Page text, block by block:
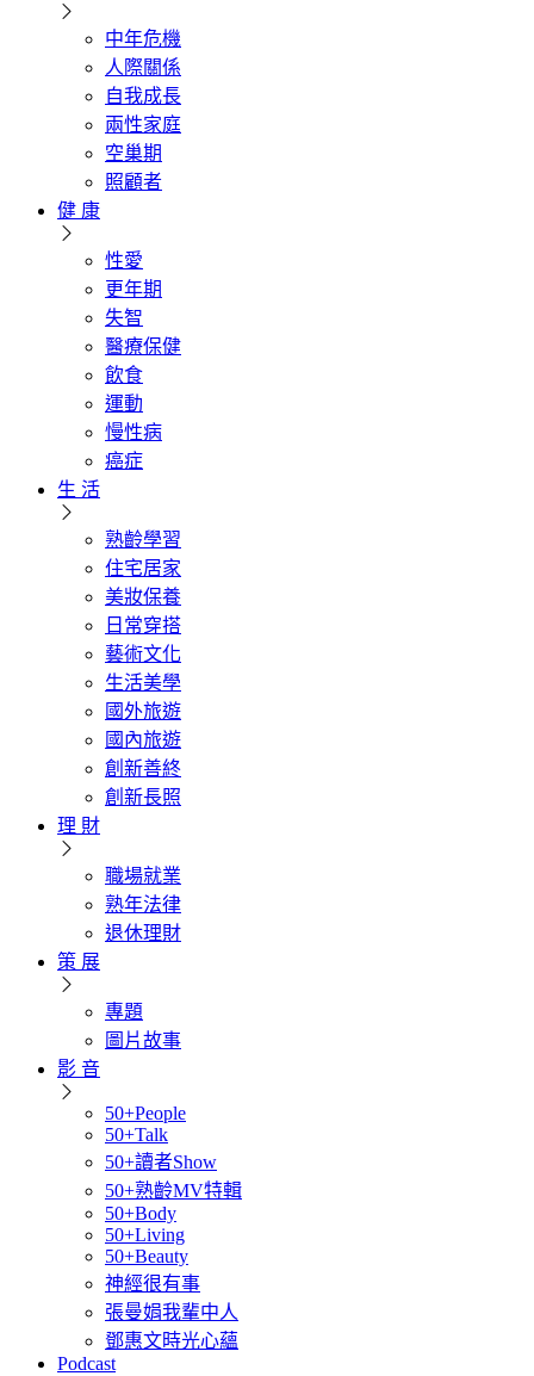
中年危機
人際關係
自我成長
兩性家庭
空巢期
照顧者
健 康
性愛
更年期
失智
醫療保健
飲食
運動
慢性病
癌症
生 活
熟齡學習
住宅居家
美妝保養
日常穿搭
藝術文化
生活美學
國外旅遊
國內旅遊
創新善終
創新長照
理 財
職場就業
熟年法律
退休理財
策 展
專題
圖片故事
影 音
50+People
50+Talk
50+讀者Show
50+熟齡MV特輯
50+Body
50+Living
50+Beauty
神經很有事
張曼娟我輩中人
鄧惠文時光心蘊
Podcast